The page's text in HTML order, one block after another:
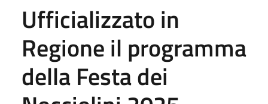
Ufficializzato in
Regione il programma
della Festa dei